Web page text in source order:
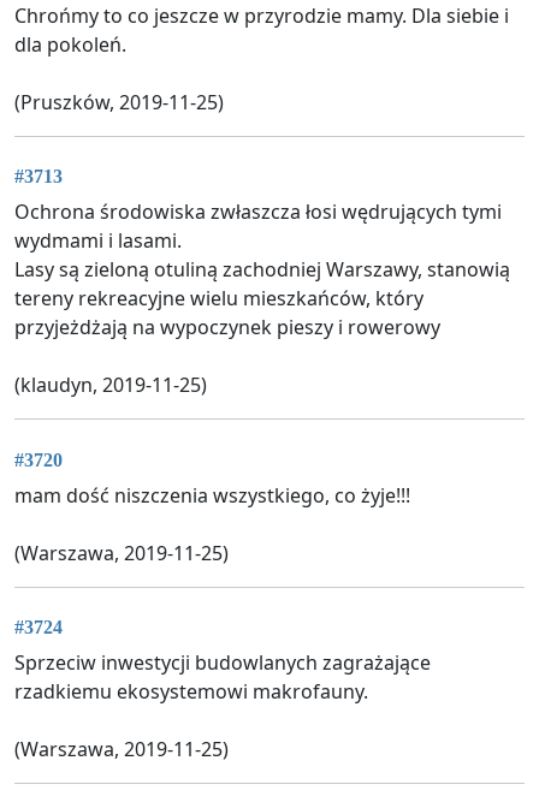
Chrońmy to co jeszcze w przyrodzie mamy. Dla siebie i
dla pokoleń.
(Pruszków, 2019-11-25)
#3713
Ochrona środowiska zwłaszcza łosi wędrujących tymi
wydmami i lasami.
Lasy są zieloną otuliną zachodniej Warszawy, stanowią
tereny rekreacyjne wielu mieszkańców, który
przyjeżdżają na wypoczynek pieszy i rowerowy
(klaudyn, 2019-11-25)
#3720
mam dość niszczenia wszystkiego, co żyje!!!
(Warszawa, 2019-11-25)
#3724
Sprzeciw inwestycji budowlanych zagrażające
rzadkiemu ekosystemowi makrofauny.
(Warszawa, 2019-11-25)